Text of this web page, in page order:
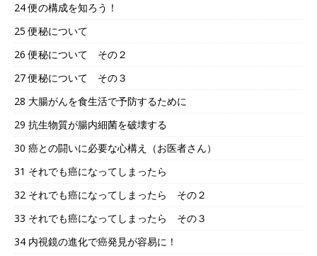
24 便の構成を知ろう！
25 便秘について
26 便秘について その２
27 便秘について その３
28 大腸がんを食生活で予防するために
29 抗生物質が腸内細菌を破壊する
30 癌との闘いに必要な心構え（お医者さん）
31 それでも癌になってしまったら
32 それでも癌になってしまったら その２
33 それでも癌になってしまったら その３
34 内視鏡の進化で癌発見が容易に！